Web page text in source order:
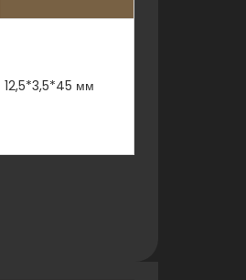
12,5*3,5*45 мм